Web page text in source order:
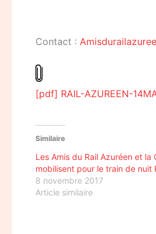
Contact :
[pdf] RAIL-AZUREEN-
Similaire
Les Amis du Rail Azuréen et la
mobilisent pour le train de nuit
8 novembre 2017
Article similaire